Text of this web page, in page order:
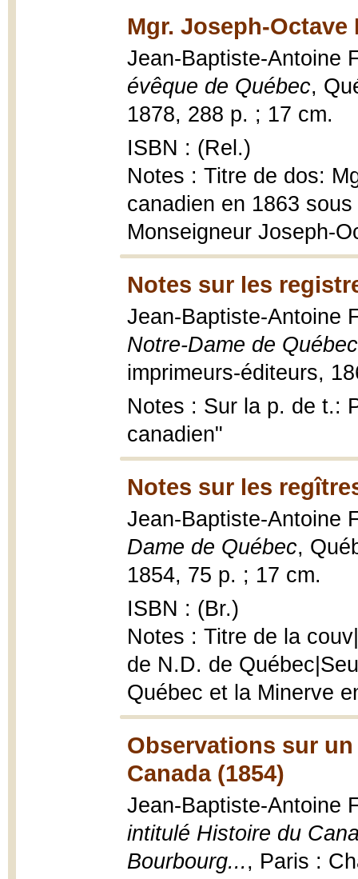
Mgr. Joseph-Octave
Jean-Baptiste-Antoine
évêque de Québec,
1878, 288 p. ; 17 cm.
ISBN : (Rel.)
Notes : Titre de dos:
canadien en 1863
Monseigneur Joseph-
Notes sur les
Jean-Baptiste-Antoine
Notre-Dame de Québec
imprimeurs-éditeurs,
Notes : Sur la p. de t.:
canadien"
Notes sur les
Jean-Baptiste-Antoine
Dame de Québec,
1854, 75 p. ; 17 cm.
ISBN : (Br.)
Notes : Titre de la
de N.D. de
Québec et la Minerve
Observations sur
Canada (1854)
Jean-Baptiste-Antoine
intitulé Histoire du
Bourbourg... , Paris :